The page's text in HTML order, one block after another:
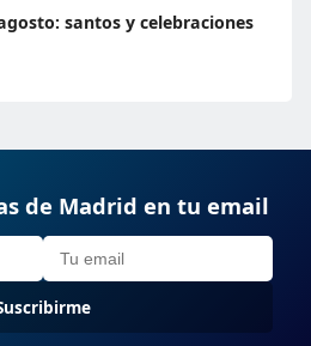
santos y celebraciones
de Madrid en tu email